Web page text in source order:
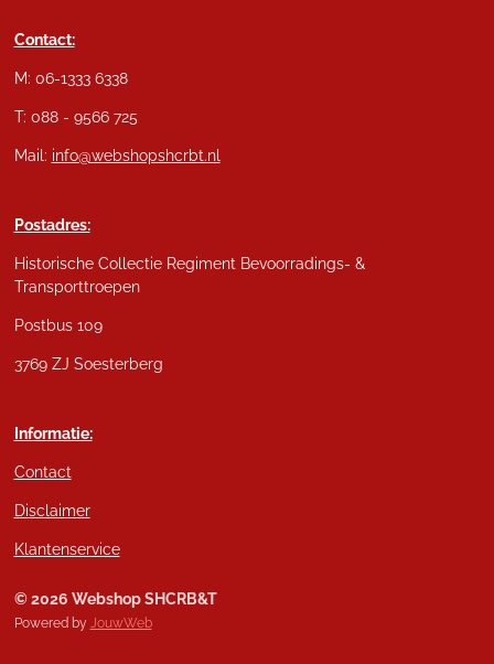
Contact:
M: 06-1333 6338
T: 088 - 9566 725
Mail: info@webshopshcrbt.nl
Postadres:
Historische Collectie Regiment Bevoorradings- &
Transporttroepen
Postbus 109
3769 ZJ Soesterberg
Informatie:
Contact
Disclaimer
Klantenservice
© 2026 Webshop SHCRB&T
Powered by JouwWeb